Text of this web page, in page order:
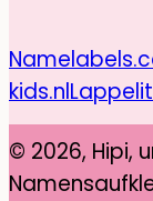
kids.nl
© 2026, Hipi,